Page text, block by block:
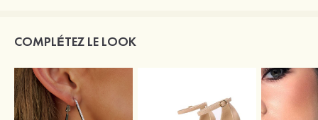
COMPLÉTEZ LE LOOK